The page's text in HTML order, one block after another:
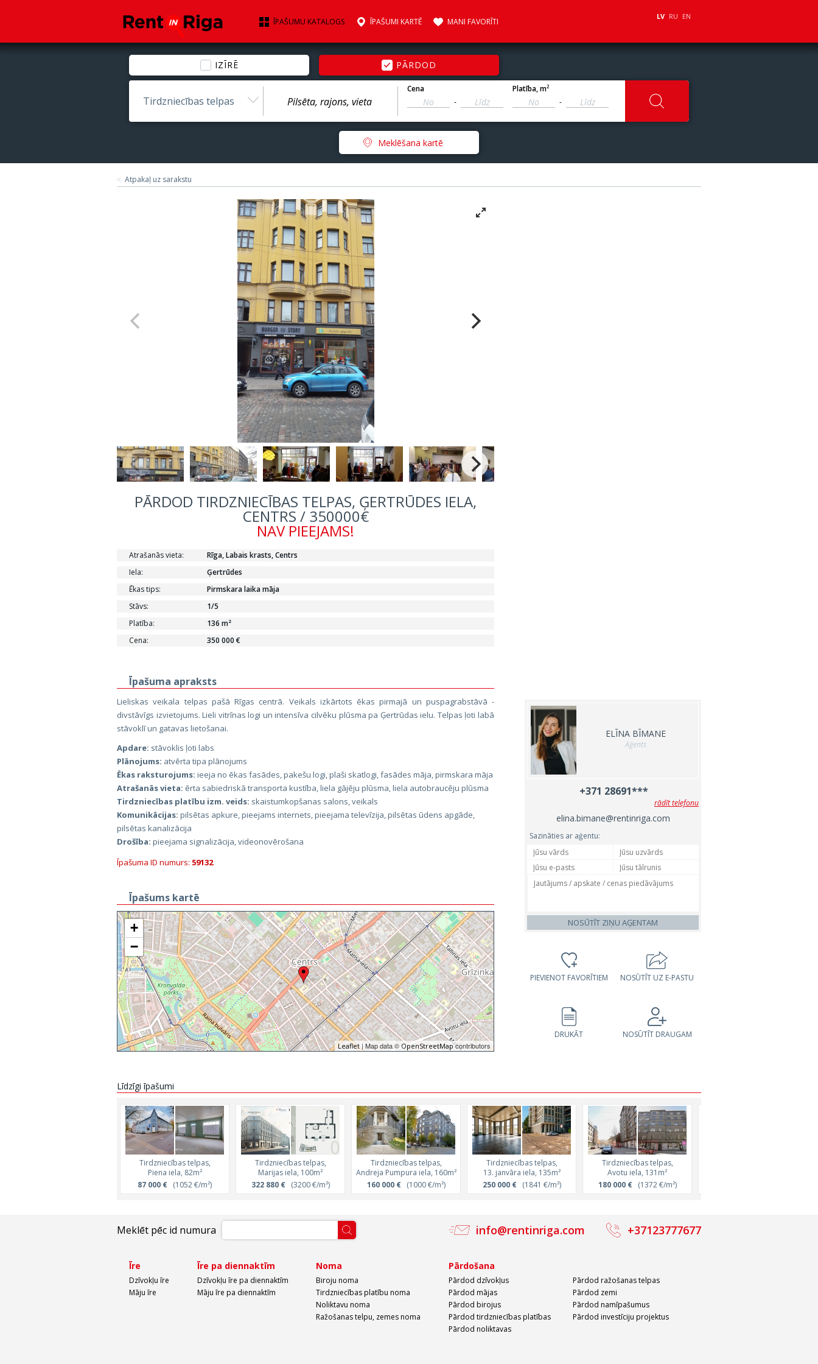
ĪPAŠUMU KATALOGS ĪPAŠUMI KARTĒ MANI FAVORĪTI
LV RU EN
IZĪRĒ PĀRDOD
Tirdzniecības telpas
Cena
-
Platība, m2
-
Meklēšana kartē
Atpakaļ uz sarakstu
PĀRDOD TIRDZNIECĪBAS TELPAS, ĢERTRŪDES IELA,
CENTRS / 350000€
NAV PIEEJAMS!
Atrašanās vieta:
Rīga, Labais krasts, Centrs
Iela:
Ģertrūdes
Ēkas tips:
Pirmskara laika māja
Stāvs:
1/5
Platība:
136 m²
Cena:
350 000 €
Īpašuma apraksts
Lieliskas veikala telpas pašā Rīgas centrā. Veikals izkārtots ēkas pirmajā un puspagrabstāvā -
divstāvīgs izvietojums. Lieli vitrīnas logi un intensīva cilvēku plūsma pa Ģertrūdas ielu. Telpas ļoti labā
stāvoklī un gatavas lietošanai.
Apdare: stāvoklis ļoti labs
Plānojums: atvērta tipa plānojums
Ēkas raksturojums: ieeja no ēkas fasādes, pakešu logi, plaši skatlogi, fasādes māja, pirmskara māja
Atrašanās vieta: ērta sabiedriskā transporta kustība, liela gājēju plūsma, liela autobraucēju plūsma
Tirdzniecības platību izm. veids: skaistumkopšanas salons, veikals
Komunikācijas: pilsētas apkure, pieejams internets, pieejama televīzija, pilsētas ūdens apgāde,
pilsētas kanalizācija
Drošība: pieejama signalizācija, videonovērošana
Īpašuma ID numurs: 59132
Īpašums kartē
+
−
Leaflet| Map data ©OpenStreetMapcontributors
ELĪNA BĪMANE
Aģents
+371 28691***
rādīt telefonu
elina.bimane@rentinriga.com
Sazināties ar aģentu:
NOSŪTĪT ZIŅU AĢENTAM
PIEVIENOT FAVORĪTIEM NOSŪTĪT UZ E-PASTU
DRUKĀT NOSŪTĪT DRAUGAM
Līdzīgi īpašumi
Tirdzniecības telpas,
Piena iela, 82m²
87 000 € (1052 €/m²)
Tirdzniecības telpas,
Marijas iela, 100m²
322 880 €(3200 €/m²)
Tirdzniecības telpas,
Andreja Pumpura iela, 160m²
160 000 €(1000 €/m²)
Tirdzniecības telpas,
13. janvāra iela, 135m²
250 000 €(1841 €/m²)
Tirdzniecības telpas,
Avotu iela, 131m²
180 000 €(1372 €/m²)
Meklēt pēc id numura info@rentinriga.com +37123777677
Īre
Dzīvokļu īre
Māju īre
Īre pa diennaktīm
Dzīvokļu īre pa diennaktīm
Māju īre pa diennaktīm
Noma
Biroju noma
Tirdzniecības platību noma
Noliktavu noma
Ražošanas telpu, zemes noma
Pārdošana
Pārdod dzīvokļus
Pārdod mājas
Pārdod birojus
Pārdod tirdzniecības platības
Pārdod noliktavas
Pārdod ražošanas telpas
Pārdod zemi
Pārdod namīpašumus
Pārdod investīciju projektus